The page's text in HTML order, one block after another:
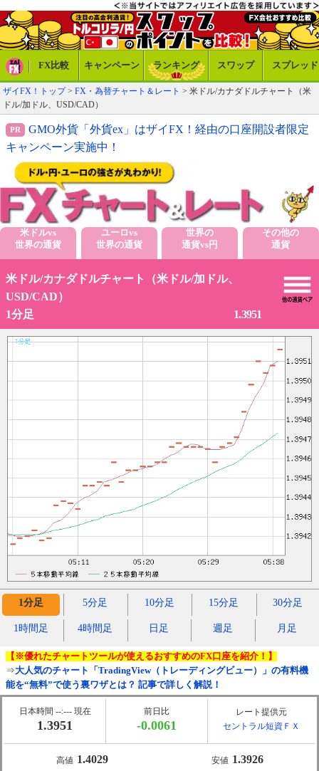
FX比較 キャンペーン ランキング スワップ スプレッド
ザイFX！トップ> FX・為替チャート＆レート > 米ドル/カナダドルチャート（米
ドル/加ドル、USD/CAD）
GMO外貨「外貨ex」はザイFX！経由の口座開設者限定
キャンペーン実施中！
米ドルvs
世界の通貨
ユーロvs
世界の通貨
世界の
通貨vs円
その他の
通貨
米ドル/カナダドルチャート（米ドル/加ドル、
USD/CAD）
1分足
1.3951
1分足 5分足 10分足 15分足 30分足
1時間足 4時間足 日足 週足 月足
【※優れたチャートツールが使えるおすすめのFX口座を紹介！】
⇒大人気のチャート「TradingView（トレーディングビュー）」の有料機
能を“無料”で使う裏ワザとは？ 記事で詳しく解説！
日本時間 --:--- 現在
1.3951
前日比
-0.0061
レート提供元
セントラル短資ＦＸ
高値 1.4029 安値 1.3926